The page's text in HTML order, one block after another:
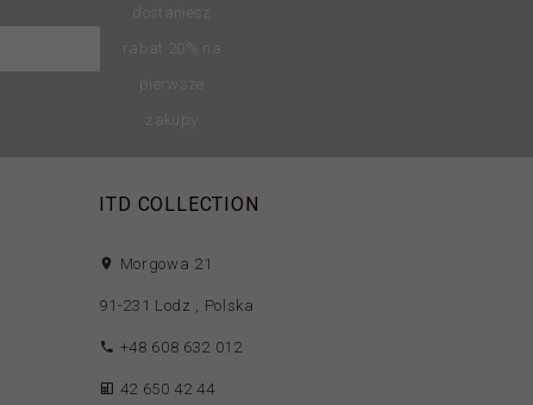
dostaniesz
rabat 20% na
pierwsze
zakupy
ITD COLLECTION
Morgowa 21
91-231 Lodz , Polska
+48 608 632 012
42 650 42 44